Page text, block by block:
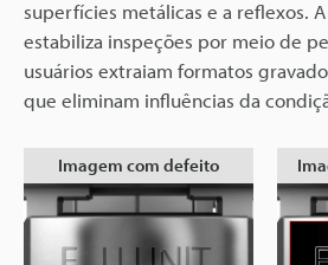
superfícies metálicas e a reflexos.
estabiliza inspeções por meio de
usuários extraiam formatos
que eliminam influências da
Imagem com defeito